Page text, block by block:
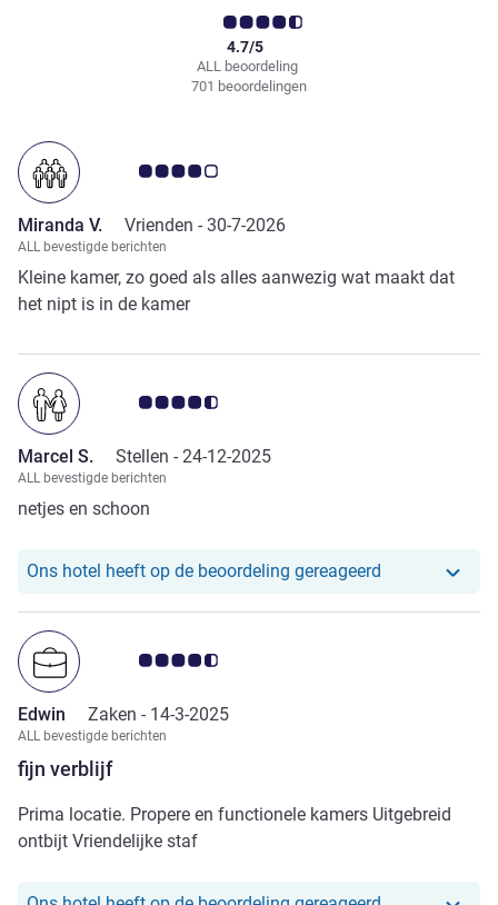
ALL beoordeling
4.7/5
701 beoordelingen
Avis-klantbeoordeling 4.0/5
Miranda V. Vrienden - 30-7-2026
ALL bevestigde berichten
Kleine kamer, zo goed als alles aanwezig wat maakt dat
het nipt is in de kamer
Avis-klantbeoordeling 4.5/5
Marcel S. Stellen - 24-12-2025
ALL bevestigde berichten
netjes en schoon
Ons hotel heeft op de beoordeling gereageerd Ons hotel
fijn verblijf
Avis-klantbeoordeling 4.5/5
Edwin Zaken - 14-3-2025
ALL bevestigde berichten
Prima locatie. Propere en functionele kamers Uitgebreid
ontbijt Vriendelijke staf